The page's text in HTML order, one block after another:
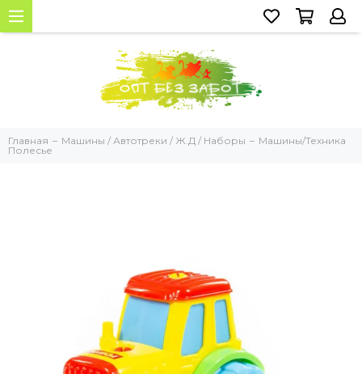
Главная Машины / Автотреки / Ж.Д / Наборы
Машины/Техника
Полесье